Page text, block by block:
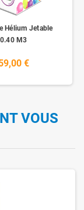
Hélium Jetable
0.40 M3
€
VOUS